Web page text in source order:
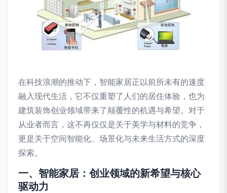
在科技浪潮的推动下，智能家居正以前所未有的速度
融入现代生活，它不仅重塑了人们的居住体验，也为
建筑装饰创业领域带来了颠覆性的机遇与希望。对于
从业者而言，这不再仅仅是关于美学与材料的竞争，
更是关于空间智能化、场景化与未来生活方式的深度
探索。
一、智能家居：创业领域的新希望与核心
驱动力